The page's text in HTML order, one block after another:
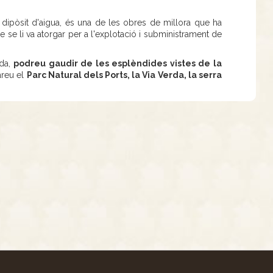
dipòsit d'aigua, és una de les obres de millora que ha
se li va atorgar per a l'explotació i subministrament de
podreu gaudir de les esplèndides vistes de la
el
Parc Natural dels Ports, la Via Verda, la serra